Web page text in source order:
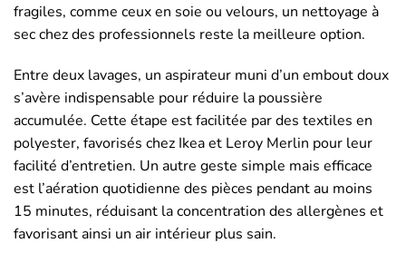
fragiles, comme ceux en soie ou velours, un nettoyage à
sec chez des professionnels reste la meilleure option.
Entre deux lavages, un aspirateur muni d’un embout doux
s’avère indispensable pour réduire la poussière
accumulée. Cette étape est facilitée par des textiles en
polyester, favorisés chez Ikea et Leroy Merlin pour leur
facilité d’entretien. Un autre geste simple mais efficace
est l’aération quotidienne des pièces pendant au moins
15 minutes, réduisant la concentration des allergènes et
favorisant ainsi un air intérieur plus sain.